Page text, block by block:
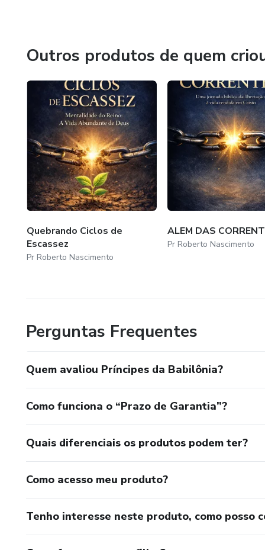
Outros produtos de quem
Quebrando Ciclos de
Escassez
Pr Roberto Nascimento
ALEM DAS
Pr Roberto Nascimento
Perguntas Frequentes
Quem avaliou Príncipes da Babilônia?
Como funciona o “Prazo de Garantia”?
Quais diferenciais os produtos podem ter?
Como acesso meu produto?
Tenho interesse neste produto, como posso